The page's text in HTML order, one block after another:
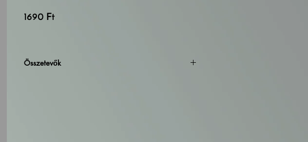
1690 FtÁr
Összetevők